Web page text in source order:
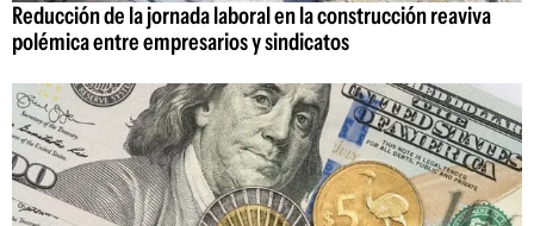
Reducción de la jornada laboral en la construcción reaviva
polémica entre empresarios y sindicatos